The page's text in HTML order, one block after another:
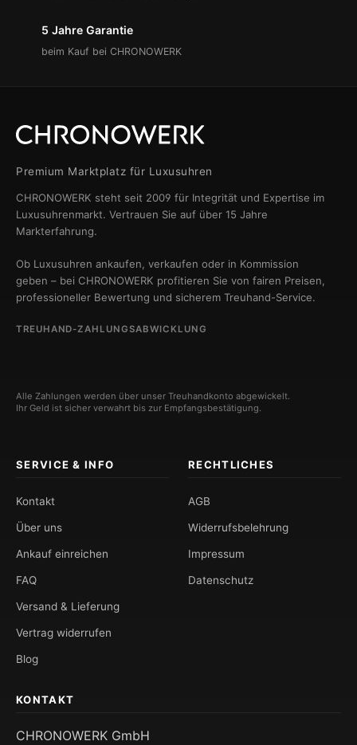
5 Jahre Garantie
beim Kauf bei CHRONOWERK
Premium Marktplatz für Luxusuhren
CHRONOWERK steht seit 2009 für Integrität und Expertise im
Luxusuhrenmarkt. Vertrauen Sie auf über 15 Jahre
Markterfahrung.
Ob Luxusuhren ankaufen, verkaufen oder in Kommission
geben – bei CHRONOWERK profitieren Sie von fairen Preisen,
professioneller Bewertung und sicherem Treuhand-Service.
TREUHAND-ZAHLUNGSABWICKLUNG
Alle Zahlungen werden über unser Treuhandkonto abgewickelt.
Ihr Geld ist sicher verwahrt bis zur Empfangsbestätigung.
SERVICE & INFO
Kontakt
Über uns
Ankauf einreichen
FAQ
Versand & Lieferung
Vertrag widerrufen
Blog
RECHTLICHES
AGB
Widerrufsbelehrung
Impressum
Datenschutz
KONTAKT
CHRONOWERK GmbH